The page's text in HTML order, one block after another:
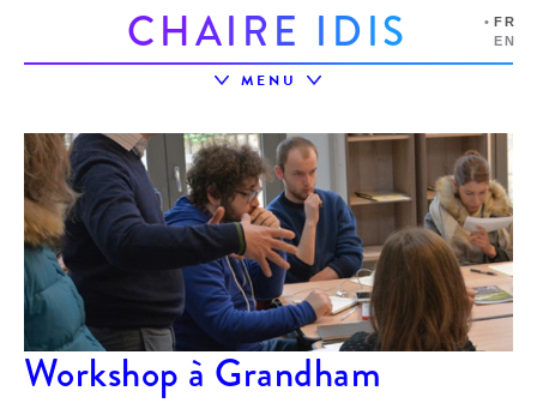
FR
EN
CHAIRE IDIS
MENU
ÉVÉNEMENTS
PARTENAIRES RESSOURCES
Workshop à Grandham